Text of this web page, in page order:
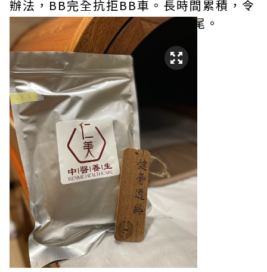
辦法，BB完全抗拒BB車。長時間累積，令
頸痛頭痛情況不斷出現，難以斷尾。